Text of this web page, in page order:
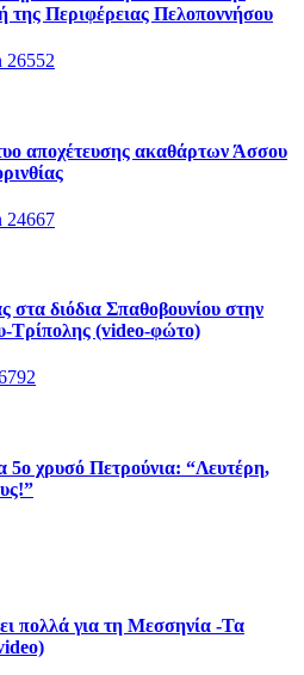
της Περιφέρειας Πελοποννήσου
26552
αποχέτευσης ακαθάρτων Άσσου
24667
διόδια Σπαθοβουνίου στην
Τρίπολης (video-φώτο)
χρυσό Πετρούνια: “Λευτέρη,
πολλά για τη Μεσσηνία -Τα